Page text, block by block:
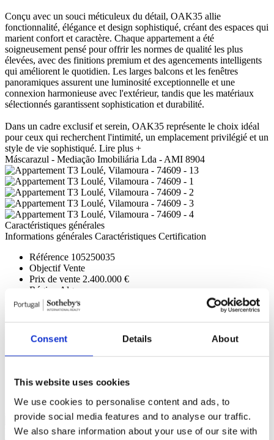
Consent Details About
This website uses cookies
We use cookies to personalise content and ads, to
provide social media features and to analyse our traffic.
We also share information about your use of our site with
Conçu avec un souci méticuleux du détail, OAK35 allie
fonctionnalité, élégance et design sophistiqué, créant des espaces qui
marient confort et caractère. Chaque appartement a été
soigneusement pensé pour offrir les normes de qualité les plus
élevées, avec des finitions premium et des agencements intelligents
qui améliorent le quotidien. Les larges balcons et les fenêtres
panoramiques assurent une luminosité exceptionnelle et une
connexion harmonieuse avec l'extérieur, tandis que les matériaux
sélectionnés garantissent sophistication et durabilité.
Dans un cadre exclusif et serein, OAK35 représente le choix idéal
pour ceux qui recherchent l'intimité, un emplacement privilégié et un
style de vie sophistiqué. Lire plus +
Máscarazul - Mediação Imobiliária Lda - AMI 8904
Caractéristiques générales
Informations générales Caractéristiques Certification
Référence 105250035
Objectif Vente
Prix de vente 2.400.000 €
Région
Algarve
District Faro
Commune Loulé
Paroisse Civile Quarteira
Zone
N / A
Zone privée brute
163m²
Zone de construction brute 0m²
Surface totale 0m²
État Neuf
Climatisation (Complète);
Nous contacter +351 289 984 739*